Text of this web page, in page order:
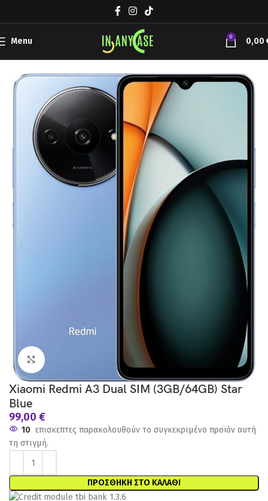
Menu 0 0,00
Click to enlarge
Xiaomi Redmi A3 Dual SIM (3GB/64GB) Star
Blue
99,00 €
10 επισκεπτες παρακολουθούν το συγκεκριμένο προϊόν αυτή
τη στιγμή.
ΠΡΟΣΘΉΚΗ ΣΤΟ ΚΑΛΆΘΙ